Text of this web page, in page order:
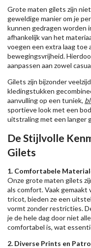
Grote maten gilets zijn
geweldige manier om je
kunnen gedragen worden
afhankelijk van het
voegen een extra laag toe
bewegingsvrijheid.
aanpassen aan zowel
Gilets zijn bijzonder
kledingstukken
aanvulling op een tuniek,
sportieve look met een
uitstraling met een langer
De Stijlvolle
Gilets
1. Comfortabele
Onze grote maten gilets
als comfort. Vaak gemaakt
tricot, bieden ze een
vormt zonder restricties.
je de hele dag door niet
comfortabel is, wat
2. Diverse Prints en